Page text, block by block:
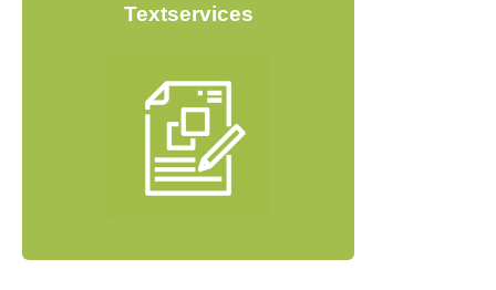
Textservices